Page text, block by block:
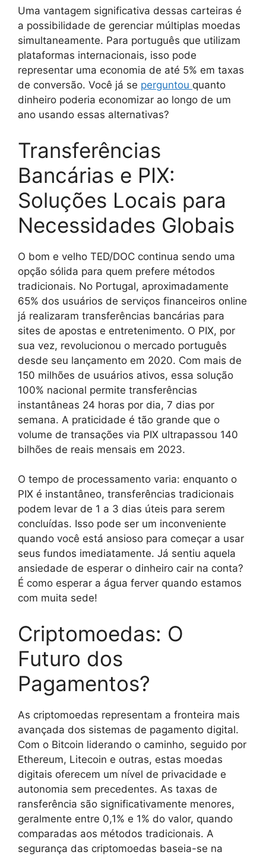
Uma vantagem significativa dessas carteiras é
a possibilidade de gerenciar múltiplas moedas
simultaneamente. Para português que utilizam
plataformas internacionais, isso pode
representar uma economia de até 5% em taxas
de conversão. Você já se perguntou quanto
dinheiro poderia economizar ao longo de um
ano usando essas alternativas?
Transferências
Bancárias e PIX:
Soluções Locais para
Necessidades Globais
O bom e velho TED/DOC continua sendo uma
opção sólida para quem prefere métodos
tradicionais. No Portugal, aproximadamente
65% dos usuários de serviços financeiros online
já realizaram transferências bancárias para
sites de apostas e entretenimento. O PIX, por
sua vez, revolucionou o mercado português
desde seu lançamento em 2020. Com mais de
150 milhões de usuários ativos, essa solução
100% nacional permite transferências
instantâneas 24 horas por dia, 7 dias por
semana. A praticidade é tão grande que o
volume de transações via PIX ultrapassou 140
bilhões de reais mensais em 2023.
O tempo de processamento varia: enquanto o
PIX é instantâneo, transferências tradicionais
podem levar de 1 a 3 dias úteis para serem
concluídas. Isso pode ser um inconveniente
quando você está ansioso para começar a usar
seus fundos imediatamente. Já sentiu aquela
ansiedade de esperar o dinheiro cair na conta?
É como esperar a água ferver quando estamos
com muita sede!
Criptomoedas: O
Futuro dos
Pagamentos?
As criptomoedas representam a fronteira mais
avançada dos sistemas de pagamento digital.
Com o Bitcoin liderando o caminho, seguido por
Ethereum, Litecoin e outras, estas moedas
digitais oferecem um nível de privacidade e
autonomia sem precedentes. As taxas de
ransferência são significativamente menores,
geralmente entre 0,1% e 1% do valor, quando
comparadas aos métodos tradicionais. A
segurança das criptomoedas baseia-se na